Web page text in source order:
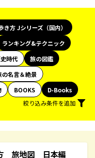
き方 Jシリーズ（国内）
ランキング&テクニック
時代
旅の図鑑
名言＆絶景
BOOKS
D-Books
絞り込み条件を追加
旅地図 日本編